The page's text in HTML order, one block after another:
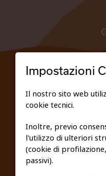
PRIVACY E
Impostazioni
Il nostro sito web
cookie tecnici.
Inoltre, previo
l'utilizzo di ulteriori
(cookie di
passivi).